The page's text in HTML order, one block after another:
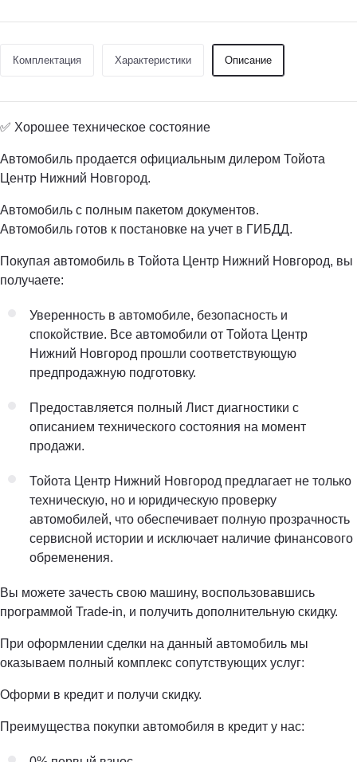
Комплектация Характеристики Описание
✅ Хорошее техническое состояние
Автомобиль продается официальным дилером Тойота
Центр Нижний Новгород.
Автомобиль с полным пакетом документов.
Автомобиль готов к постановке на учет в ГИБДД.
Покупая автомобиль в Тойота Центр Нижний Новгород, вы
получаете:
Уверенность в автомобиле, безопасность и
спокойствие. Все автомобили от Тойота Центр
Нижний Новгород прошли соответствующую
предпродажную подготовку.
Предоставляется полный Лист диагностики с
описанием технического состояния на момент
продажи.
Тойота Центр Нижний Новгород предлагает не только
техническую, но и юридическую проверку
автомобилей, что обеспечивает полную прозрачность
сервисной истории и исключает наличие финансового
обременения.
Вы можете зачесть свою машину, воспользовавшись
программой Trade-in, и получить дополнительную скидку.
При оформлении сделки на данный автомобиль мы
оказываем полный комплекс сопутствующих услуг:
Оформи в кредит и получи скидку.
Преимущества покупки автомобиля в кредит у нас: